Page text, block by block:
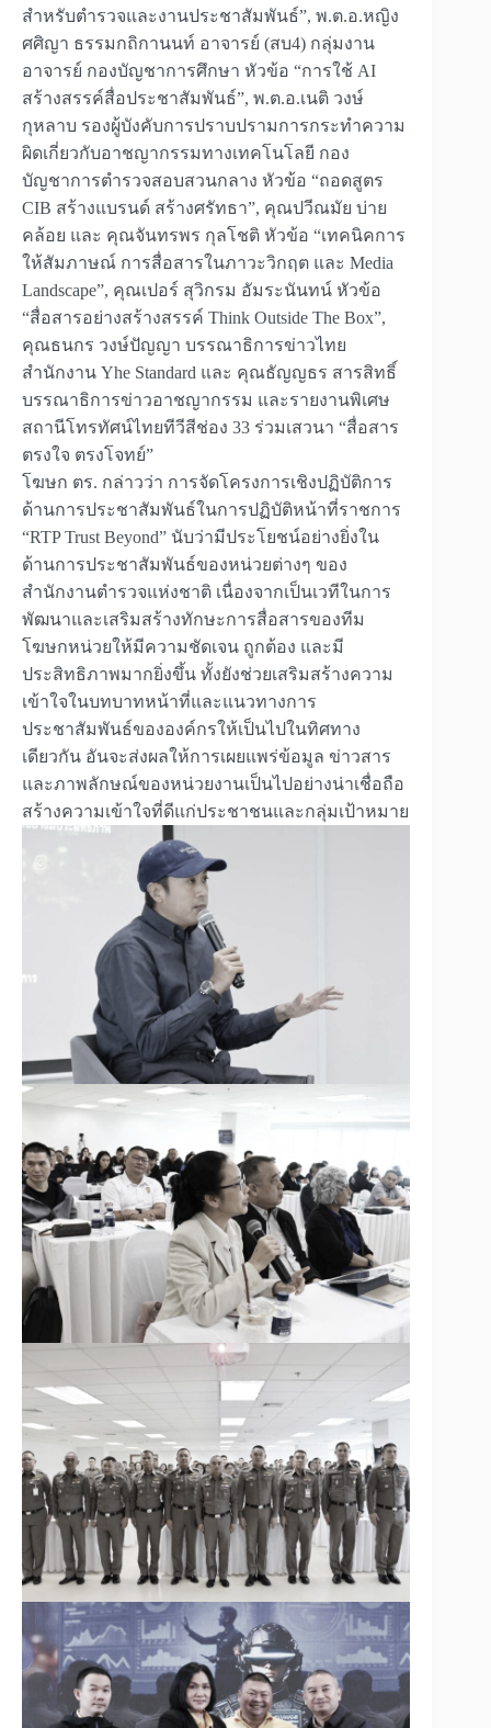
สำหรับตำรวจและงานประชาสัมพันธ์”, พ.ต.อ.หญิง
ศศิญา ธรรมกถิกานนท์ อาจารย์ (สบ4) กลุ่มงาน
อาจารย์ กองบัญชาการศึกษา หัวข้อ “การใช้ AI
สร้างสรรค์สื่อประชาสัมพันธ์”, พ.ต.อ.เนติ วงษ์
กุหลาบ รองผู้บังคับการปราบปรามการกระทำความ
ผิดเกี่ยวกับอาชญากรรมทางเทคโนโลยี กอง
บัญชาการตำรวจสอบสวนกลาง หัวข้อ “ถอดสูตร
CIB สร้างแบรนด์ สร้างศรัทธา”, คุณปวีณมัย บ่าย
คล้อย และ คุณจันทรพร กุลโชติ หัวข้อ “เทคนิคการ
ให้สัมภาษณ์ การสื่อสารในภาวะวิกฤต และ Media
Landscape”, คุณเปอร์ สุวิกรม อัมระนันทน์ หัวข้อ
“สื่อสารอย่างสร้างสรรค์ Think Outside The Box”,
คุณธนกร วงษ์ปัญญา บรรณาธิการข่าวไทย
สำนักงาน Yhe Standard และ คุณธัญญธร สารสิทธิ์
บรรณาธิการข่าวอาชญากรรม และรายงานพิเศษ
สถานีโทรทัศน์ไทยทีวีสีช่อง 33 ร่วมเสวนา “สื่อสาร
ตรงใจ ตรงโจทย์”
โฆษก ตร. กล่าวว่า การจัดโครงการเชิงปฏิบัติการ
ด้านการประชาสัมพันธ์ในการปฏิบัติหน้าที่ราชการ
“RTP Trust Beyond” นับว่ามีประโยชน์อย่างยิ่งใน
ด้านการประชาสัมพันธ์ของหน่วยต่างๆ ของ
สำนักงานตำรวจแห่งชาติ เนื่องจากเป็นเวทีในการ
พัฒนาและเสริมสร้างทักษะการสื่อสารของทีม
โฆษกหน่วยให้มีความชัดเจน ถูกต้อง และมี
ประสิทธิภาพมากยิ่งขึ้น ทั้งยังช่วยเสริมสร้างความ
เข้าใจในบทบาทหน้าที่และแนวทางการ
ประชาสัมพันธ์ขององค์กรให้เป็นไปในทิศทาง
เดียวกัน อันจะส่งผลให้การเผยแพร่ข้อมูล ข่าวสาร
และภาพลักษณ์ของหน่วยงานเป็นไปอย่างน่าเชื่อถือ
สร้างความเข้าใจที่ดีแก่ประชาชนและกลุ่มเป้าหมาย